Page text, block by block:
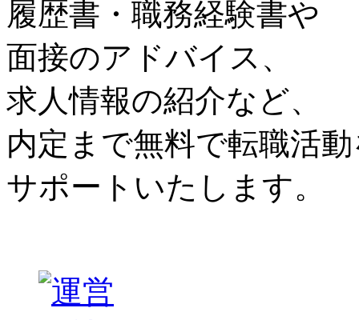
履歴書・職務経験書や
面接のアドバイス、
求人情報の紹介など、
内定まで無料で転職活
サポートいたします。